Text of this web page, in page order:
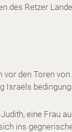
des Retzer
den Toren
Israels
eine Frau
ins